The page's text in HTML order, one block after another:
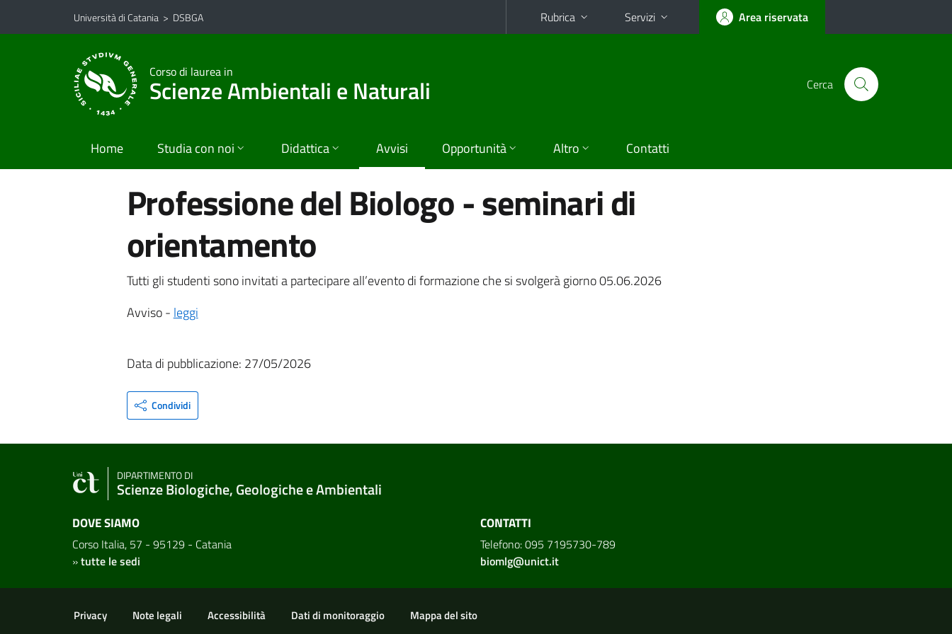
Vai al contenuto principale
Vai al menu di navigazione
Università di Catania > DSBGA Rubrica Servizi Area riservata
Corso di laurea in
Scienze Ambientali e Naturali Cerca
Home Studia con noi Didattica Avvisi Opportunità Altro Contatti
Professione del Biologo - seminari di
orientamento
Tutti gli studenti sono invitati a partecipare all’evento di formazione che si svolgerà giorno 05.06.2026
Avviso - leggi
Data di pubblicazione: 27/05/2026
Condividi
DIPARTIMENTO DI
Scienze Biologiche, Geologiche e Ambientali
DOVE SIAMO
Corso Italia, 57 - 95129 - Catania
»tutte le sedi
CONTATTI
Telefono: 095 7195730-789
biomlg@unict.it
Privacy Note legali Accessibilità Dati di monitoraggio Mappa del sito